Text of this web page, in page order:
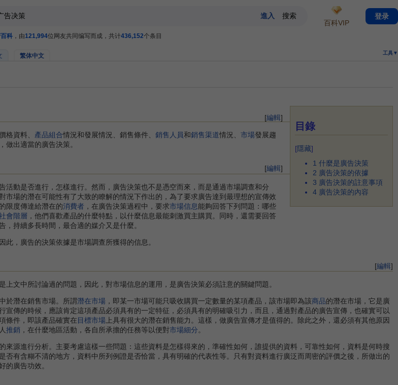
科 ，由121,994位网友共同编写而成，共计436,152个条目
繁体中文 工具▼
目錄
[隱藏]
1 什麼是廣告決策
2 廣告決策的依據
3 廣告決策的註意事項
4 廣告決策的內容
[編輯]
格資料、 產品組合情況和發展情況、銷售條件、 銷售人員和銷售渠道情況、 市場發展趨
做出適當的廣告決策。
[編輯]
活動是否進行，怎樣進行。然而，廣告決策也不是憑空而來，而是通過市場調查和分
對市場的潛在可能性有了大致的瞭解的情況下作出的，為了要求廣告達到最理想的宣傳效
限度傳達給潛在的消費者 ，在廣告決策過程中，要求市場信息能夠回答下列問題：哪些
會階層 ，他們喜歡產品的什麼特點，以什麼信息最能刺激買主購買。同時，還需要回答
，持續多長時間，最合適的媒介又是什麼。
，廣告的決策依據是市場調查所獲得的信息。
[編輯]
文中所討論過的問題，因此，對市場信息的運用，是廣告決策必須註意的關鍵問題。
潛在銷售市場。所謂潛在市場 ，即某一市場可能只吸收購買一定數量的某項產品，該市場即為該商品的潛在市場，它是廣
宣傳的時候，應該肯定這項產品必須具有的一定特征，必須具有的明確吸引力，而且，通過對產品的廣告宣傳，也確實可以
條件，即該產品確實在目標市場 上具有很大的潛在銷售能力。這樣，做廣告宣傳才是值得的。除此之外，還必須有其他原因
推銷 ，在什麼地區活動，各自所承擔的任務等以便對市場細分。
源進行分析。主要考慮這樣一些問題：這些資料是怎樣得來的，準確性如何，誰提供的資料，可靠性如何，資料是何時搜
否有含糊不清的地方，資料中所列例證是否恰當，具有明確的代表性等。只有對資料進行廣泛而周密的評價之後，所做出的
的廣告功效。
百科VIP
登录